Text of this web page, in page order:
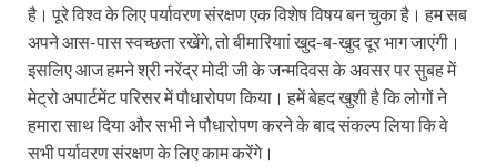
है। पूरे विश्व के लिए पर्यावरण संरक्षण एक विशेष विषय बन चुका है। हम सब
अपने आस-पास स्वच्छता रखेंगे, तो बीमारियाां खुद-ब-खुद दूर भाग जाएंगी।
इसलिए आज हमने श्री नरेंद्र मोदी जी के जन्मदिवस के अवसर पर सुबह में
मेट्रो अपार्टमेंट परिसर में पौधारोपण किया। हमें बेहद खुशी है कि लोगों ने
हमारा साथ दिया और सभी ने पौधारोपण करने के बाद संकल्प लिया कि वे
सभी पर्यावरण संरक्षण के लिए काम करेंगे।